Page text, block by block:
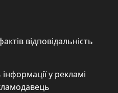
відповідальність
інформації у рекламі